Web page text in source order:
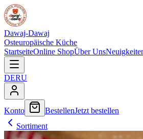
Dawaj-Dawaj
Osteuropäische Küche
StartseiteOnline ShopÜber Uns
DERU
Konto BestellenJetzt bestellen
Sortiment